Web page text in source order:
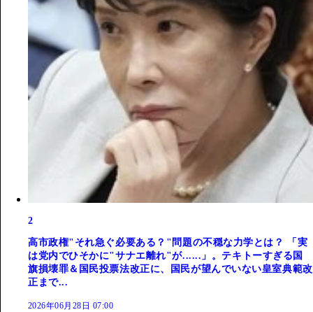
2
高市政権"それ急ぐ必要ある？"問題の不穏な力学とは？ 「実
は党内でひそかに"サナエ離れ"が......」。テキトーすぎる国
旗損壊罪＆国民投票法改正に、国民が望んでいない皇室典範改
正まで...
2026年06月28日 07:00